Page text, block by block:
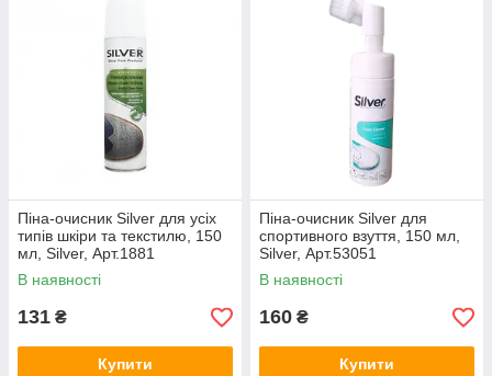
Піна-очисник Silver для усіх
типів шкіри та текстилю, 150
мл, Silver, Арт.1881
В наявності
131 ₴
Купити
Піна-очисник Silver для
спортивного взуття, 150 мл,
Silver, Арт.53051
В наявності
160 ₴
Купити